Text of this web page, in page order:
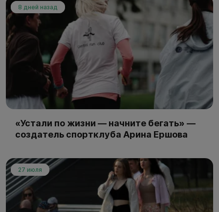
8 дней назад
«Устали по жизни — начните бегать» —
создатель спортклуба Арина Ершова
27 июля